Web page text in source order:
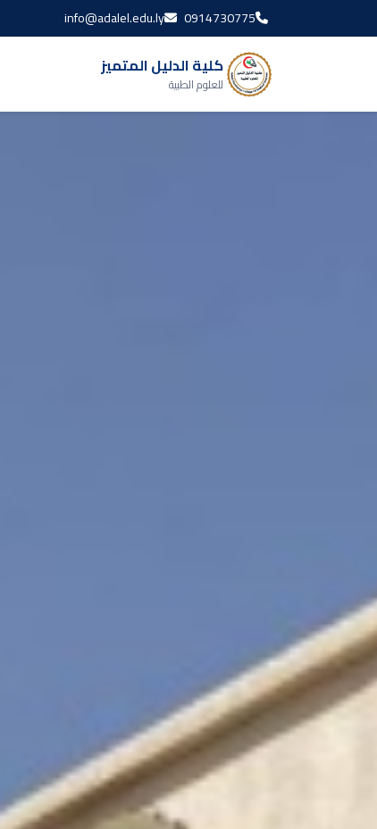
0914730775
info@adalel.edu.ly
كلية الدليل المتميز
للعلوم الطبية